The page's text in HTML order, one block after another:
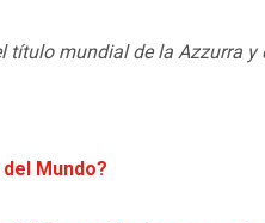
título mundial de la Azzurra
Mundo?